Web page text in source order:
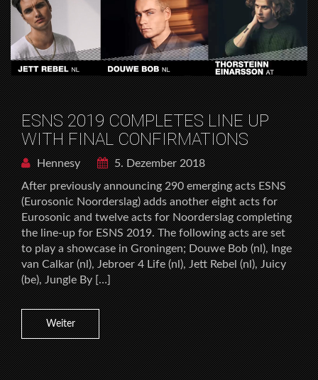
ESNS 2019 COMPLETES LINE UP
WITH FINAL CONFIRMATIONS
Hennesy
5. Dezember 2018
After previously announcing 290 emerging acts ESNS
(Eurosonic Noorderslag) adds another eight acts for
Eurosonic and twelve acts for Noorderslag completing
the line-up for ESNS 2019. The following acts are set
to play a showcase in Groningen; Douwe Bob (nl), Inge
van Calkar (nl), Jebroer 4 Life (nl), Jett Rebel (nl), Juicy
(be), Jungle By […]
Weiter